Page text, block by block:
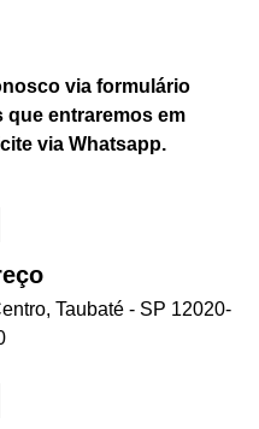
via formulário
entraremos em
via Whatsapp.
Taubaté - SP 12020-